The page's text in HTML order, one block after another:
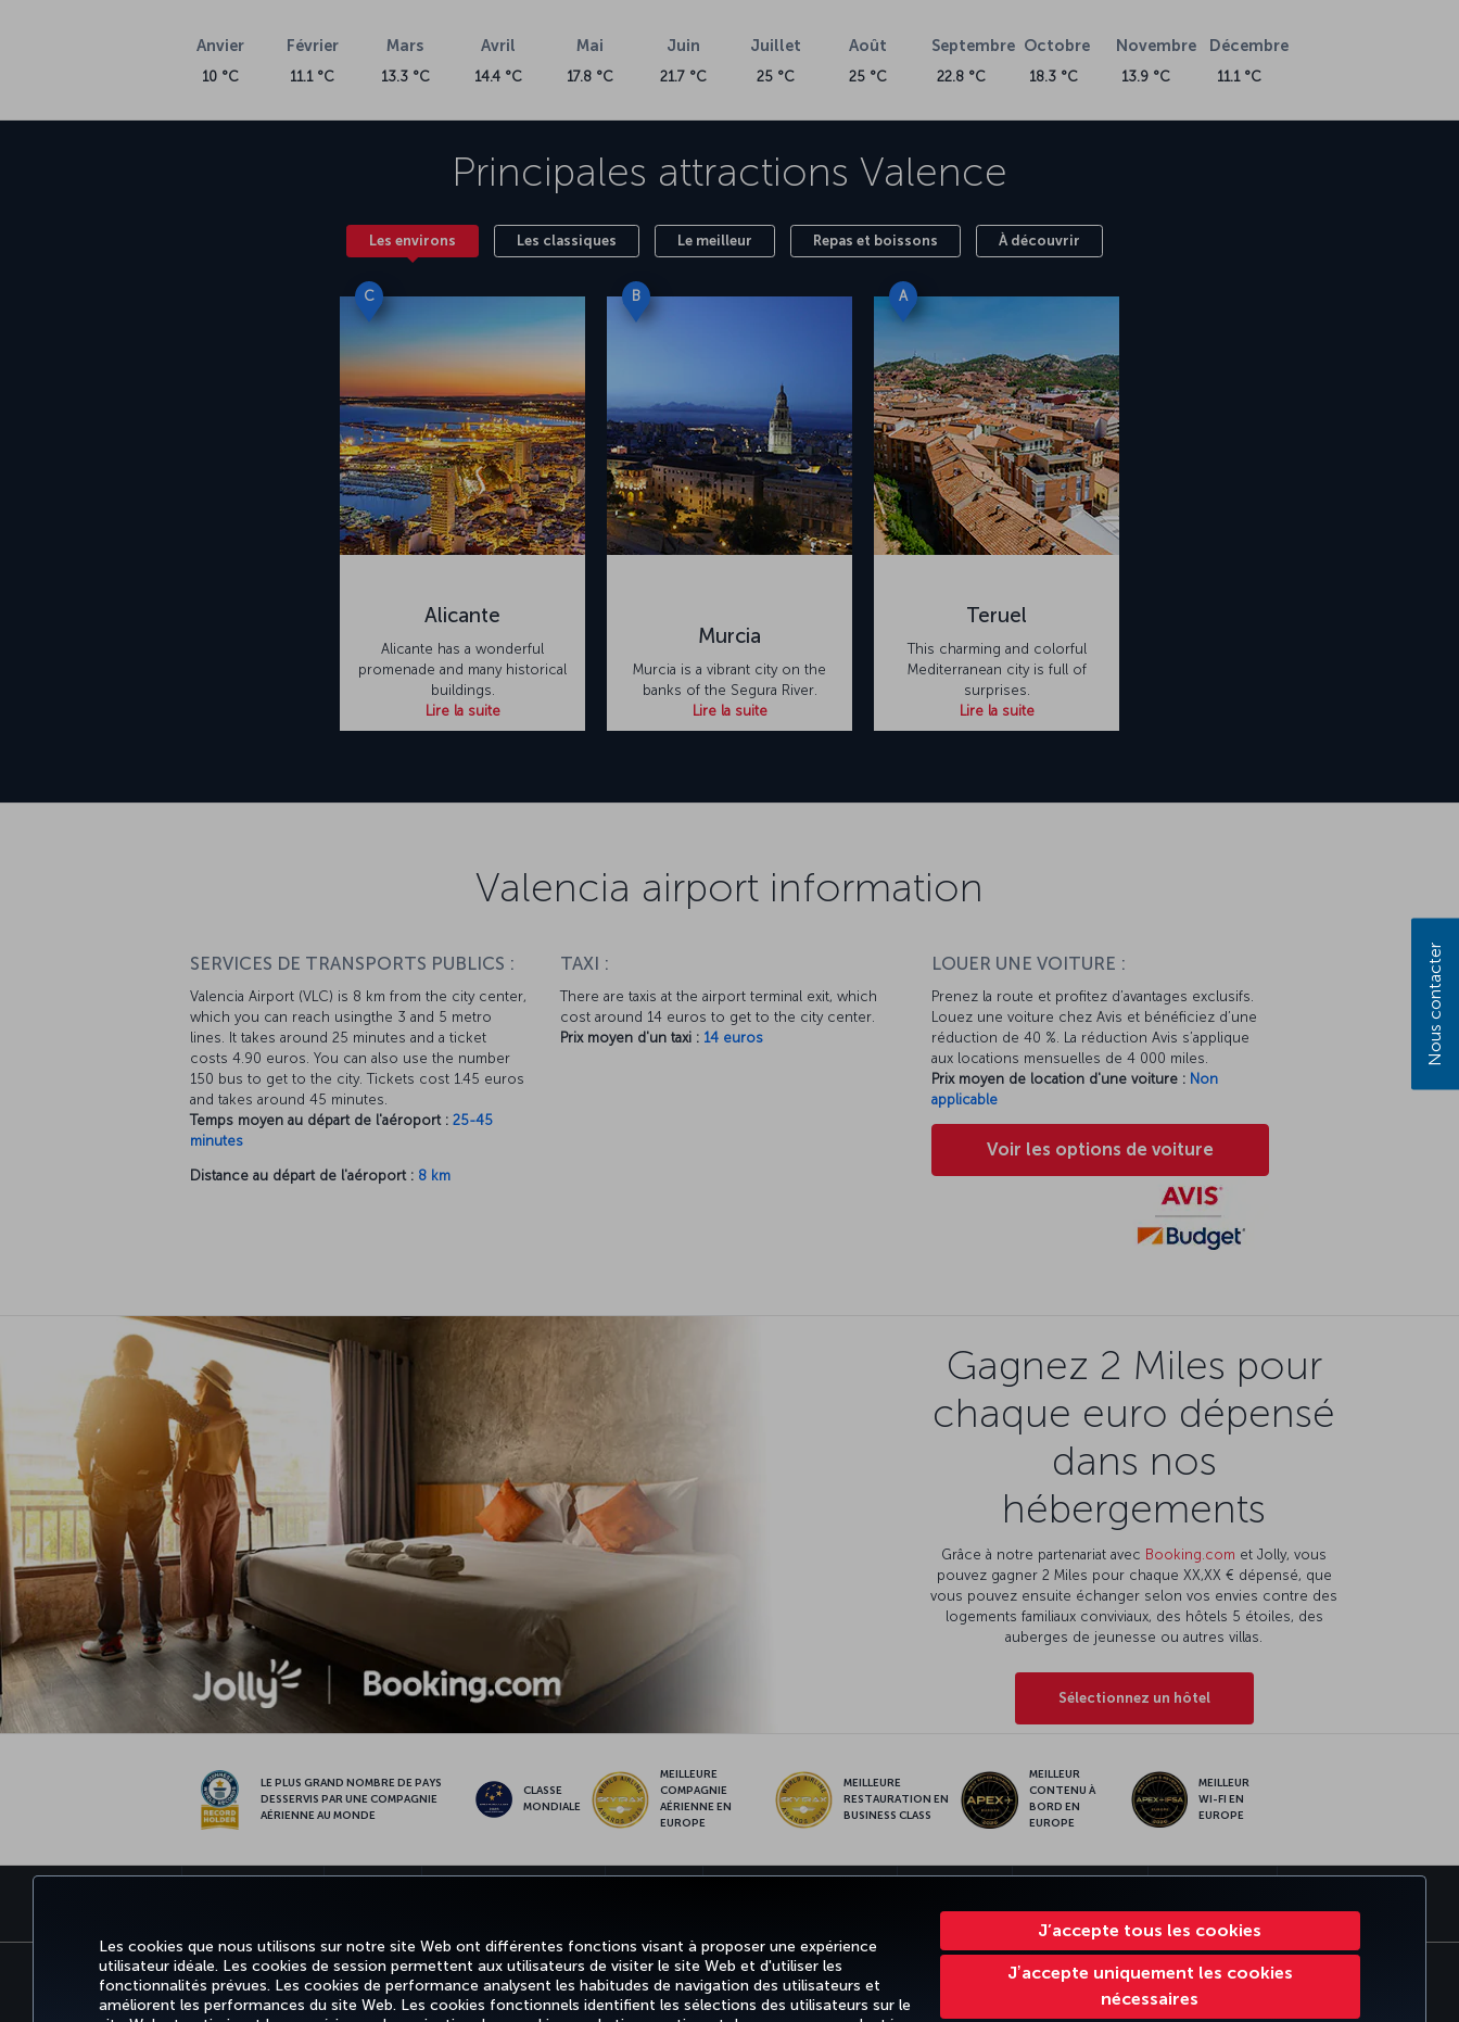
Les cookies que nous utilisons sur notre site Web ont différentes fonctions visant à proposer une expérience
utilisateur idéale. Les cookies de session permettent aux utilisateurs de visiter le site Web et d'utiliser les
fonctionnalités prévues. Les cookies de performance analysent les habitudes de navigation des utilisateurs et
améliorent les performances du site Web. Les cookies fonctionnels identifient les sélections des utilisateurs sur le
J’accepte tous les cookies
Jʼaccepte uniquement les cookies
nécessaires
Anvier
10 °C
Février
11.1 °C
Mars
13.3 °C
Avril
14.4 °C
Mai
17.8 °C
Juin
21.7 °C
Juillet
25 °C
Août
25 °C
Septembre
22.8 °C
Octobre
18.3 °C
Novembre
13.9 °C
Décembre
11.1 °C
Principales attractions Valence
Les environs Les classiques Le meilleur Repas et boissons À découvrir
C
Alicante
Alicante has a wonderful
promenade and many historical
buildings.
Lire la suite
B
Murcia
Murcia is a vibrant city on the
banks of the Segura River.
Lire la suite
A
Teruel
This charming and colorful
Mediterranean city is full of
surprises.
Lire la suite
Valencia airport information
SERVICES DE TRANSPORTS PUBLICS :
Valencia Airport (VLC) is 8 km from the city center,
which you can reach usingthe 3 and 5 metro
lines. It takes around 25 minutes and a ticket
costs 4.90 euros. You can also use the number
150 bus to get to the city. Tickets cost 1.45 euros
and takes around 45 minutes.
Temps moyen au départ de l'aéroport : 25-45
minutes
Distance au départ de l'aéroport : 8 km
TAXI :
There are taxis at the airport terminal exit, which
cost around 14 euros to get to the city center.
Prix moyen d'un taxi : 14 euros
LOUER UNE VOITURE :
Prenez la route et profitez d’avantages exclusifs.
Louez une voiture chez Avis et bénéficiez d’une
réduction de 40 %. La réduction Avis s’applique
aux locations mensuelles de 4 000 miles.
Prix moyen de location d'une voiture : Non
applicable
Voir les options de voiture
Gagnez 2 Miles pour
chaque euro dépensé
dans nos
hébergements
Grâce à notre partenariat avec Booking.com et Jolly, vous
pouvez gagner 2 Miles pour chaque XX,XX € dépensé, que
vous pouvez ensuite échanger selon vos envies contre des
logements familiaux conviviaux, des hôtels 5 étoiles, des
auberges de jeunesse ou autres villas.
Sélectionnez un hôtel
LE PLUS GRAND NOMBRE DE PAYS
DESSERVIS PAR UNE COMPAGNIE
AÉRIENNE AU MONDE
CLASSE
MONDIALE
MEILLEURE
COMPAGNIE
AÉRIENNE EN
EUROPE
MEILLEURE
RESTAURATION EN
BUSINESS CLASS
MEILLEUR
CONTENU À
BORD EN
EUROPE
MEILLEUR
WI-FI EN
EUROPE
Informations Légales Accessibilité Confidentialité et cookies Mentions légales Droits des passagers Change Cookie Settings
EU Data Subjects Rights
Tariffs (Canada)
Air Passenger Protection Regulation (Canada) Accessibility Plan and Feedback Process (Canada) Accessibility Plan Progress Report
Accessibility Plan Progress Report 2025
Nous contacter